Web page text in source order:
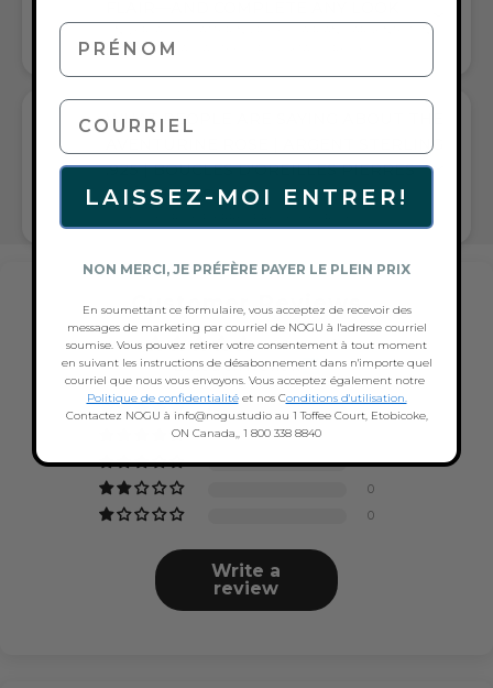
UNIVERSALLY FLATTERING ROSE CLAIR AND ARGENTÉ TONE
PAIRS WITH CASUAL TEES OR COCKTAIL DRESSES
WHAT PEOPLE ARE SAYING ABOUT THE
AVENTURINE ROSE | ARGENT STERLING
.925 | BOUCLES D'OREILLES PIERRES
PRÉCIEUSES:
Customer Reviews
5.00 out of 5
Based on 1 review
0
0
0
Write a
review
PRÉNOM
courriel
LAISSEZ-MOI ENTRER!
NON MERCI, JE PRÉFÈRE PAYER LE PLEIN PRIX
En soumettant ce formulaire, vous acceptez de recevoir des
messages de marketing par courriel de NOGU à l'adresse courriel
soumise. Vous pouvez retirer votre consentement à tout moment
en suivant les instructions de désabonnement dans n'importe quel
courriel que nous vous envoyons. Vous acceptez également notre
Politique de confidentialitéet nos Conditions d'utilisation.
Contactez NOGU à info@nogu.studio au 1 Toffee Court, Etobicoke,
ON Canada,, 1 800 338 8840